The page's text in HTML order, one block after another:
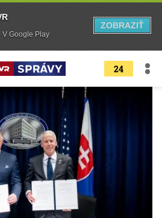
24
V Google Play
ZOBRAZIŤ